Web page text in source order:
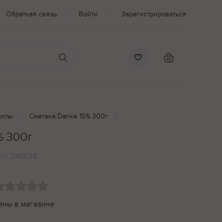
Обратная связь Войти Зарегистрироваться
Сметана Danke 15% 300г
300г
245638
в магазине